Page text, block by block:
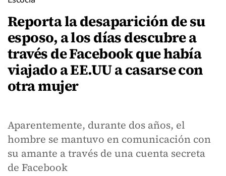
Reporta la desaparición de su
esposo, a los días descubre a
través de Facebook que había
viajado a EE.UU a casarse con
otra mujer
Aparentemente, durante dos años, el
hombre se mantuvo en comunicación con
su amante a través de una cuenta secreta
de Facebook